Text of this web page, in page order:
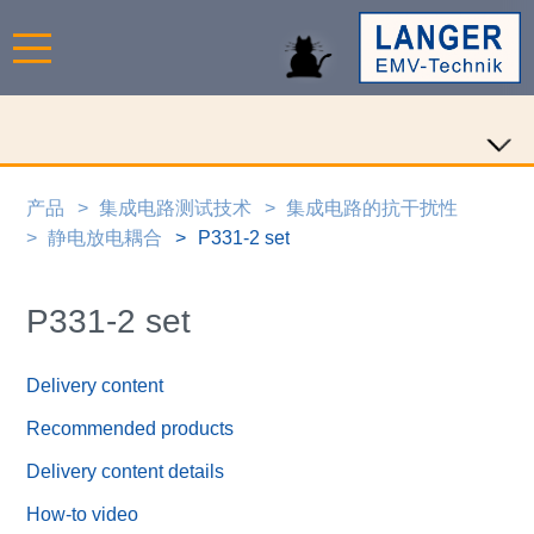
产品 集成电路测试技术
集成电路的抗干扰性
静电放电耦合
P331-2 set
P331-2 set
Delivery content
Recommended products
Delivery content details
How-to video